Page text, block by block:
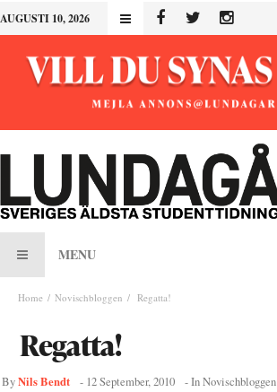
AUGUSTI 10, 2026
MENU
Home Novischbloggen Regatta!
Regatta!
ByNils Bendt - 12 September, 2010 - InNovischbloggen